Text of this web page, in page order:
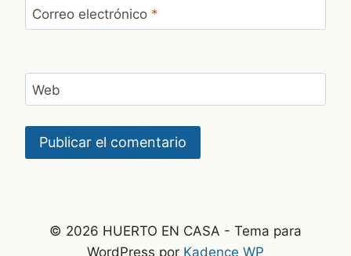
Correo electrónico *
Web
© 2026 HUERTO EN CASA - Tema para
WordPress por Kadence WP